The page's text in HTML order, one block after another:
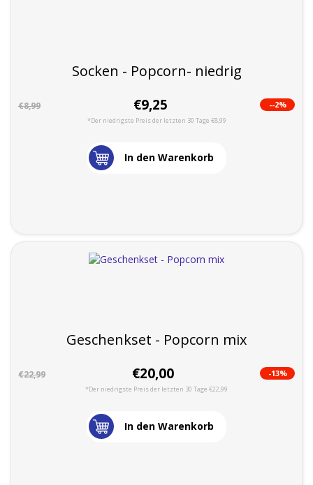
Socken - Popcorn- niedrig
€8,99 €9,25 --2%
*Der niedrigste Preis der letzten 30 Tage €8,99
In den Warenkorb
Geschenkset - Popcorn mix
€22,99 €20,00 -13%
*Der niedrigste Preis der letzten 30 Tage €22,99
In den Warenkorb